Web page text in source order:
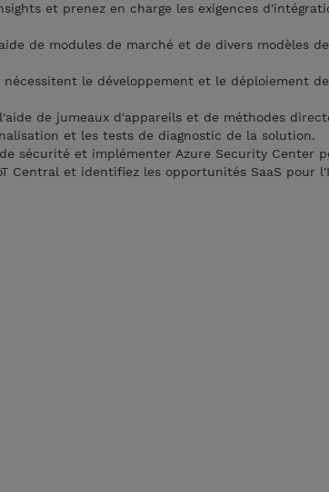
et prenez en charge les exigences
de modules de marché et de divers modèles
nécessitent le développement et le déploiement
de jumeaux d'appareils et de méthodes
et les tests de diagnostic de la solution.
sécurité et implémenter Azure Security Center
Central et identifiez les opportunités SaaS pour